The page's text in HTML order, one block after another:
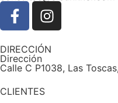
DIRECCIÓN
Dirección
Calle C P1038, Las
CLIENTES